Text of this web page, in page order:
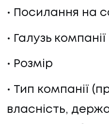
Посилання на
Галузь
Розмір
Тип компанії
власність,